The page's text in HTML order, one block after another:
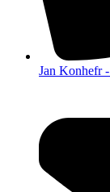
Jan Konhefr